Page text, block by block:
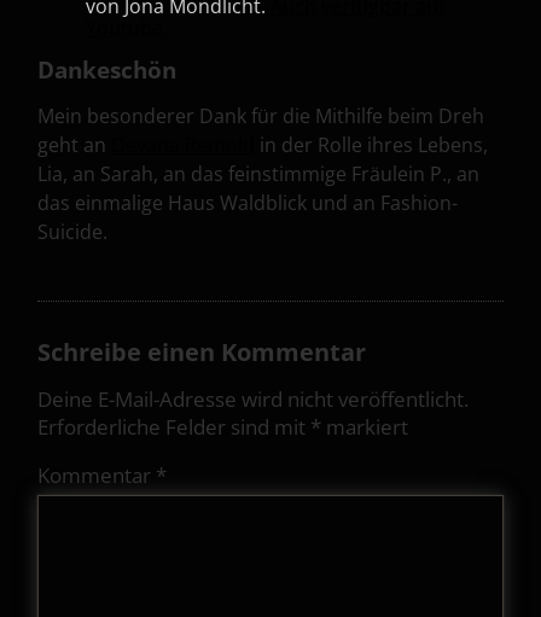
von Jona Mondlicht.
Dankeschön
Mein besonderer Dank für die Mithilfe beim Dreh
geht an
in der Rolle ihres Lebens,
Lia, an Sarah, an das feinstimmige Fräulein P., an
das einmalige Haus Waldblick und an Fashion-
Suicide.
Schreibe einen Kommentar
Deine E-Mail-Adresse wird nicht veröffentlicht.
Erforderliche Felder sind mit * markiert
Kommentar *